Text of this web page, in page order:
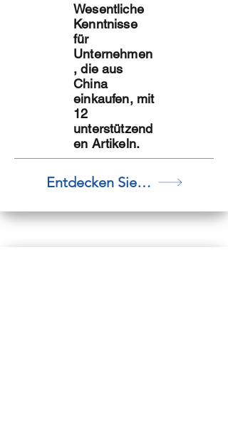
Wesentliche
Kenntnisse
für
Unternehmen
, die aus
China
einkaufen, mit
12
unterstützend
en Artikeln.
Entdecken Sie Lösungen